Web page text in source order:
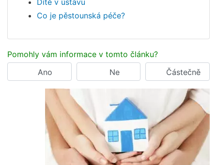
Co je pěstounská péče?
Pomohly vám informace v tomto článku?
Ano
Ne Částečně